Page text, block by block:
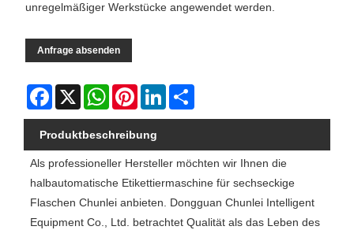
unregelmäßiger Werkstücke angewendet werden.
Anfrage absenden
Facebook
X WhatsAppPinterestLinkedIn
Produktbeschreibung
Als professioneller Hersteller möchten wir Ihnen die
halbautomatische Etikettiermaschine für sechseckige
Flaschen Chunlei anbieten. Dongguan Chunlei Intelligent
Equipment Co., Ltd. betrachtet Qualität als das Leben des